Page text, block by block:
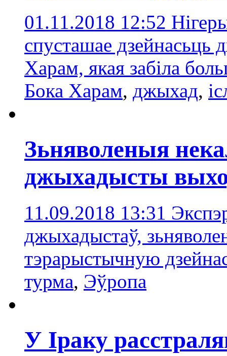
01.11.2018 12:52
спусташае дзейнасьць
Харам, якая забіла
Бока Харам, джыхад,
Зьняволеныя
джыхадысты
11.09.2018 13:31
джыхадыстаў,
тэрарыстычную
турма, Эўропa
У Іраку